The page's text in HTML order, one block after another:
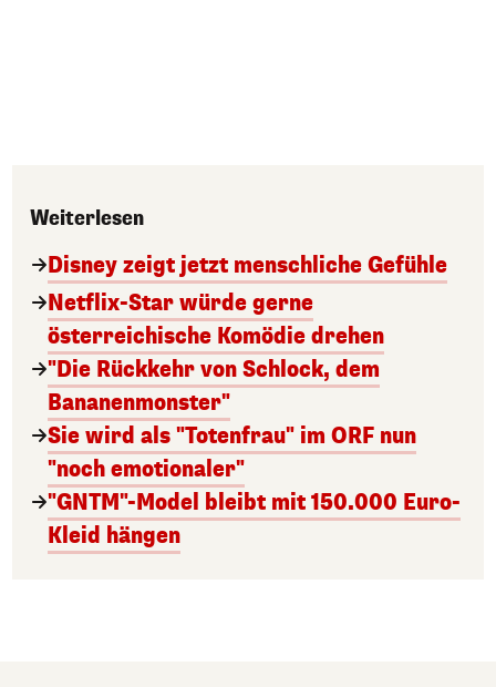
Weiterlesen
Disney zeigt jetzt menschliche Gefühle
Netflix-Star würde gerne
österreichische Komödie drehen
"Die Rückkehr von Schlock, dem
Bananenmonster"
Sie wird als "Totenfrau" im ORF nun
"noch emotionaler"
"GNTM"-Model bleibt mit 150.000 Euro-
Kleid hängen